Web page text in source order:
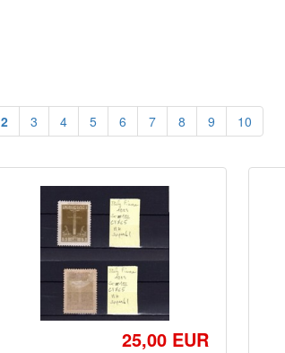
2 3 4 5 6 7 8 9 10
25,00 EUR